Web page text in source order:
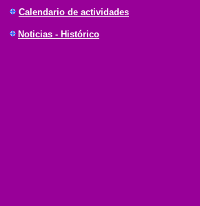
Calendario de actividades
Noticias - Histórico